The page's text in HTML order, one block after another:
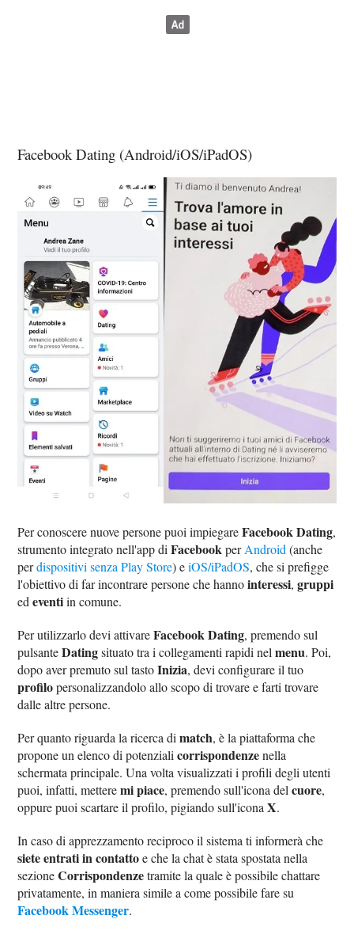
Facebook Dating (Android/iOS/iPadOS)
Per conoscere nuove persone puoi impiegareFacebook Dating,
strumento integrato nell'app diFacebookperAndroid (anche
perdispositivi senza Play Store) eiOS/iPadOS, che si prefigge
l'obiettivo di far incontrare persone che hannointeressi,gruppi
edeventiin comune.
Per utilizzarlo devi attivareFacebook Dating, premendo sul
pulsanteDatingsituato tra i collegamenti rapidi nelmenu. Poi,
dopo aver premuto sul tastoInizia, devi configurare il tuo
profilopersonalizzandolo allo scopo di trovare e farti trovare
dalle altre persone.
Per quanto riguarda la ricerca dimatch, è la piattaforma che
propone un elenco di potenzialicorrispondenzenella
schermata principale. Una volta visualizzati i profili degli utenti
puoi, infatti, metteremi piace, premendo sull'icona delcuore,
oppure puoi scartare il profilo, pigiando sull'iconaX.
In caso di apprezzamento reciproco il sistema ti informerà che
siete entrati in contattoe che la chat è stata spostata nella
sezioneCorrispondenzetramite la quale è possibile chattare
privatamente, in maniera simile a come possibile fare su
Facebook Messenger.